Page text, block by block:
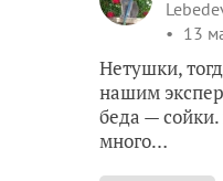
13
Нетушки,
нашим
беда — сойки.
много…